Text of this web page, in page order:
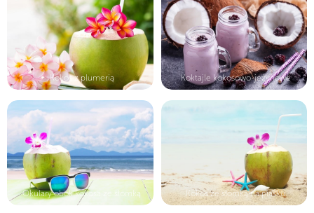
Kokos z plumerią Koktajle kokosowo-jeźynowe
Okulary obok kokosa ze słomką Kokos ze słomką na piasku